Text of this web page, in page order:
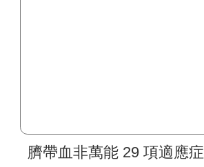
臍帶血非萬能 29 項適應症